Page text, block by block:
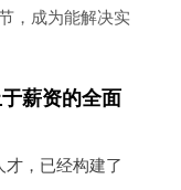
，成为能解决实
薪资的全面
，已经构建了